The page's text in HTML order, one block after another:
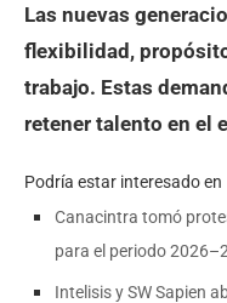
Las nuevas
flexibilidad,
trabajo. Estas
retener talento en el
Podría estar interesado en
Canacintra tomó
para el periodo
Intelisis y SW Sapien